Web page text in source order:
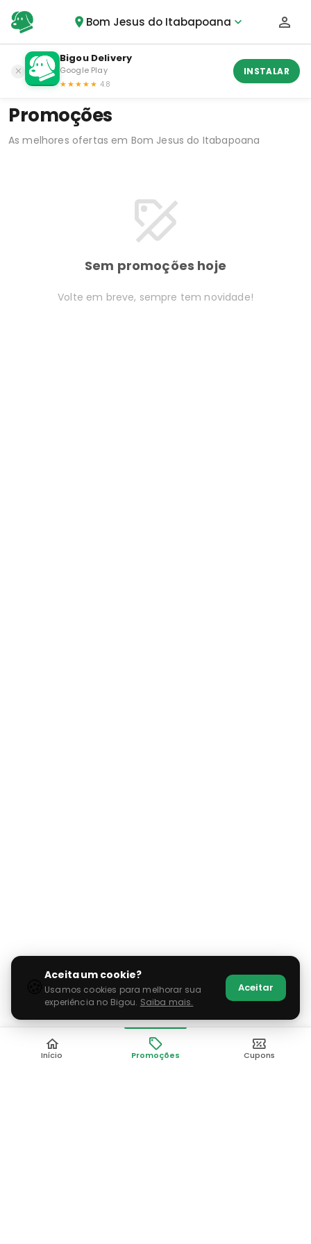
Bom Jesus do Itabapoana
Bigou Delivery
Google Play
★★★★★ 4.8
INSTALAR
Promoções
As melhores ofertas em Bom Jesus do Itabapoana
Sem promoções hoje
Volte em breve, sempre tem novidade!
Início Promoções Cupons
🍪Aceita um cookie?
Usamos cookies para melhorar sua
experiência no Bigou. Saiba mais.
Aceitar